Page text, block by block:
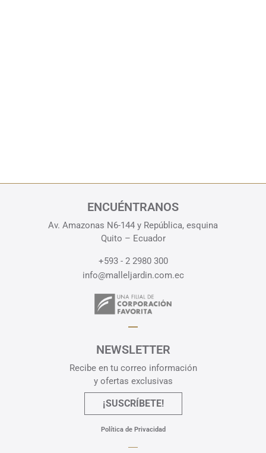
ENCUÉNTRANOS
Av. Amazonas N6-144 y República, esquina
Quito – Ecuador
+593 - 2 2980 300
info@malleljardin.com.ec
NEWSLETTER
Recibe en tu correo información
y ofertas exclusivas
¡SUSCRÍBETE!
Política de Privacidad